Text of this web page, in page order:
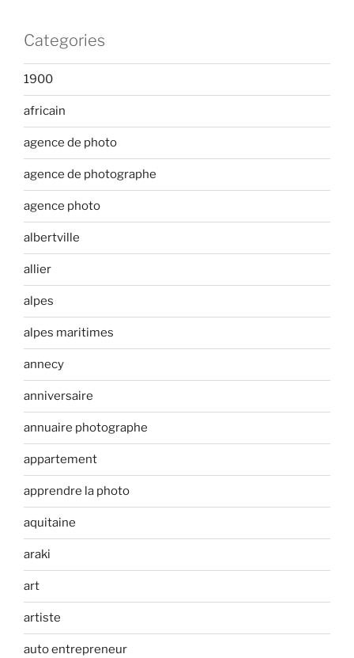
Categories
1900
africain
agence de photo
agence de photographe
agence photo
albertville
allier
alpes
alpes maritimes
annecy
anniversaire
annuaire photographe
appartement
apprendre la photo
aquitaine
araki
art
artiste
auto entrepreneur